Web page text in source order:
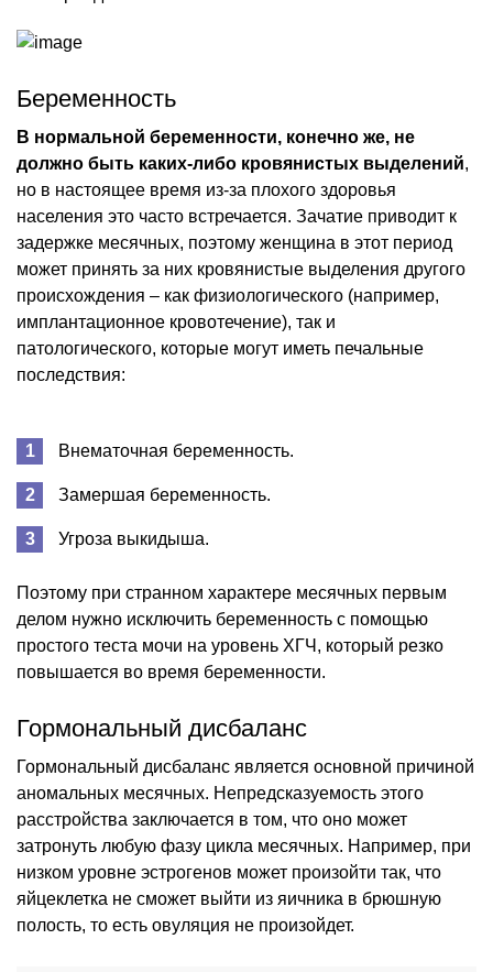
Беременность
В нормальной беременности, конечно же, не
должно быть каких-либо кровянистых выделений,
но в настоящее время из-за плохого здоровья
населения это часто встречается. Зачатие приводит к
задержке месячных, поэтому женщина в этот период
может принять за них кровянистые выделения другого
происхождения – как физиологического (например,
имплантационное кровотечение), так и
патологического, которые могут иметь печальные
последствия:
Внематочная беременность.
Замершая беременность.
Угроза выкидыша.
Поэтому при странном характере месячных первым
делом нужно исключить беременность с помощью
простого теста мочи на уровень ХГЧ, который резко
повышается во время беременности.
Гормональный дисбаланс
Гормональный дисбаланс является основной причиной
аномальных месячных. Непредсказуемость этого
расстройства заключается в том, что оно может
затронуть любую фазу цикла месячных. Например, при
низком уровне эстрогенов может произойти так, что
яйцеклетка не сможет выйти из яичника в брюшную
полость, то есть овуляция не произойдет.